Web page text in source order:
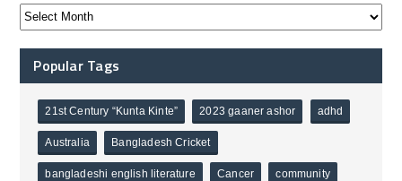
Popular Tags
21st Century “Kunta Kinte” 2023 gaaner ashor adhd
Australia Bangladesh Cricket
bangladeshi english literature Cancer community